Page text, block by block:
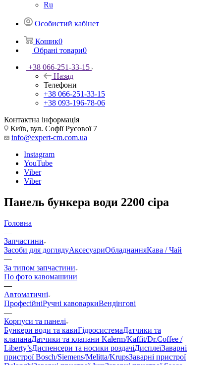
Ru
Особистий кабінет
Кошик0
Обрані товари0
+38 066-251-33-15
Назад
Телефони
+38 066-251-33-15
+38 093-196-78-06
Контактна інформація
Київ, вул. Софії Русової 7
info@expert-cm.com.ua
Instagram
YouTube
Viber
Viber
Панель бункера води 2200 сіра
Головна
—
Запчастини
Засоби для доглядуАксесуариОбладнанняКава / Чай
—
За типом запчастини
По фото кавомашини
—
Автоматичні
ПрофесійніРучні кавоваркиВендінгові
—
Корпуси та панелі
Бункери води та кавиГідросистемаДатчики та
клапанаДатчики та клапани Kalerm/Kaffit/Dr.Coffee /
Liberty’sДиспенсери та носики роздачіДисплеїЗаварні
пристрої Bosch/Siemens/Melitta/KrupsЗаварні пристрої